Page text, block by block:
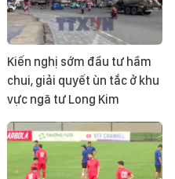
Kiến nghị sớm đầu tư hầm
chui, giải quyết ùn tắc ở khu
vực ngã tư Long Kim